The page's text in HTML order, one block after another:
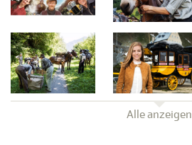
Alle anzeigen